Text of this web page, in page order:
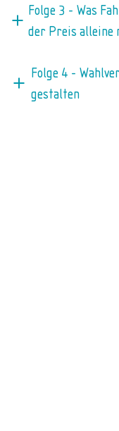
Folge 3 - Was
der Preis alleine
Folge 4 -
gestalten